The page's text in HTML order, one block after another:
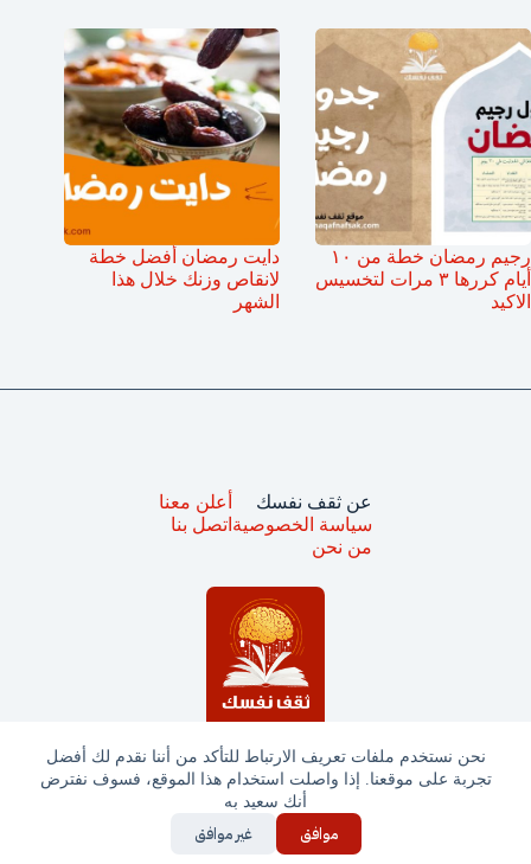
نحن نستخدم ملفات تعريف الارتباط للتأكد من أننا نقدم لك أفضل
تجربة على موقعنا. إذا واصلت استخدام هذا الموقع، فسوف نفترض
أنك سعيد به
موافق غير موافق
رجيم رمضان خطة من ١٠
أيام كررها ٣ مرات لتخسيس
الاكيد
دايت رمضان أفضل خطة
لانقاص وزنك خلال هذا
الشهر
جميع الحقوق محفوظة © ثقف نفسك 2025
عن ثقف نفسك
سياسة الخصوصية
من نحن
أعلن معنا
اتصل بنا